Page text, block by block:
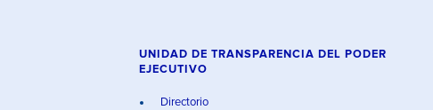
UNIDAD DE TRANSPARENCIA DEL PODER
EJECUTIVO
Directorio